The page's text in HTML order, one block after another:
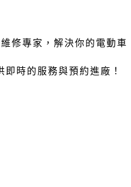
修專家，解決你的電動車
時的服務與預約進廠！